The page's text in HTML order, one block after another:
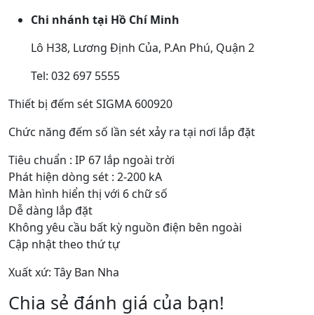
Chi nhánh tại Hồ Chí Minh
Lô H38, Lương Định Của, P.An Phú, Quận 2
Tel: 032 697 5555
Thiết bị đếm sét SIGMA 600920
Chức năng đếm số lần sét xảy ra tại nơi lắp đặt
Tiêu chuẩn : IP 67 lắp ngoài trời
Phát hiện dòng sét : 2-200 kA
Màn hình hiển thị với 6 chữ số
Dễ dàng lắp đặt
Không yêu cầu bất kỳ nguồn điện bên ngoài
Cập nhật theo thứ tự
Xuất xứ: Tây Ban Nha
Chia sẻ đánh giá của bạn!